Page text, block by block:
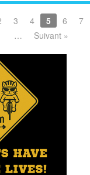
3 4 5 6 7
…
Suivant »